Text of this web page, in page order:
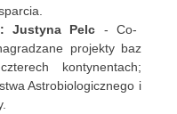
Justyna Pelc - Co-
projekty baz
kontynentach;
Astrobiologicznego i